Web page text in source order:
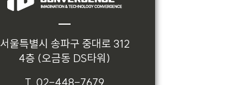
서울특별시 송파구 중대로 312
4층 (오금동 DS타워)